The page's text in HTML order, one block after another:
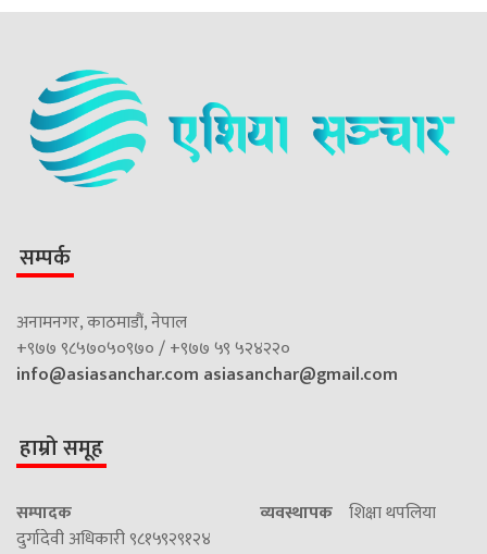
सम्पर्क
अनामनगर, काठमाडौं, नेपाल
+९७७ ९८५७०५०९७० / +९७७ ५९ ५२४२२०
info@asiasanchar.com asiasanchar@gmail.com
हाम्रो समूह
सम्पादक
दुर्गादेवी अधिकारी ९८१५९२९१२४
व्यवस्थापक शिक्षा थपलिया